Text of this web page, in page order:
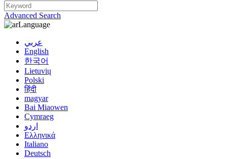
Advanced Search
Language
عربي
English
한국어
Lietuvių
Polski
हिंदी
magyar
Bai Miaowen
Cymraeg
اردو
Ελληνικά
Italiano
Deutsch